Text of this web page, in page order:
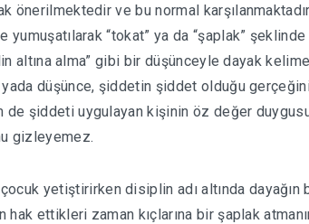
önerilmektedir ve bu normal
yumuşatılarak “tokat” ya da “şaplak”
altına alma” gibi bir düşünceyle dayak
düşünce, şiddetin şiddet olduğu
de şiddeti uygulayan kişinin öz değer
gizleyemez.
yetiştirirken disiplin adı altında dayağın
hak ettikleri zaman kıçlarına bir şaplak